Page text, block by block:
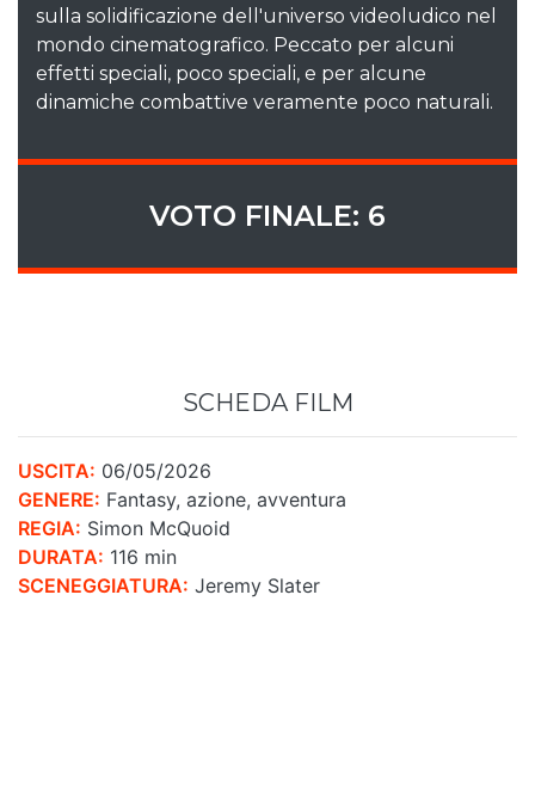
sulla solidificazione dell'universo videoludico nel
mondo cinematografico. Peccato per alcuni
effetti speciali, poco speciali, e per alcune
dinamiche combattive veramente poco naturali.
VOTO FINALE: 6
SCHEDA FILM
USCITA: 06/05/2026
GENERE: Fantasy, azione, avventura
REGIA: Simon McQuoid
DURATA: 116 min
SCENEGGIATURA: Jeremy Slater